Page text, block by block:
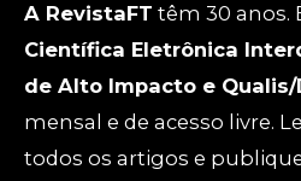
A RevistaFT têm 30 anos.
Científica Eletrônica
de Alto Impacto e Qualis/
mensal e de acesso livre.
todos os artigos e